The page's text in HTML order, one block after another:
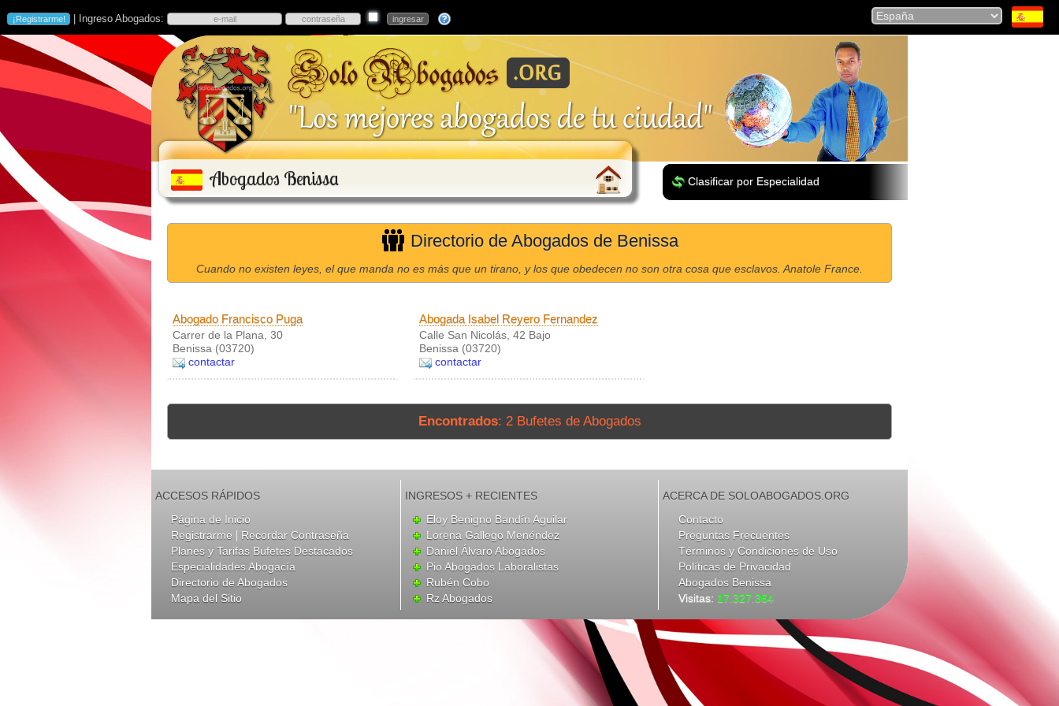
| Ingreso Abogados:
Abogados Benissa Clasificar por Especialidad
Directorio de Abogados de Benissa
Cuando no existen leyes, el que manda no es más que un tirano, y los que obedecen no son otra cosa que esclavos. Anatole France.
Abogado Francisco Puga
Carrer de la Plana, 30
Benissa (03720)
contactar
Abogada Isabel Reyero Fernandez
Calle San Nicolás, 42 Bajo
Benissa (03720)
contactar
Encontrados: 2 Bufetes de Abogados
ACCESOS RÁPIDOS
Página de Inicio
Registrarme | Recordar Contraseña
Planes y Tarifas Bufetes Destacados
Especialidades Abogacía
Directorio de Abogados
Mapa del Sitio
INGRESOS + RECIENTES
Eloy Benigno Bandín Aguilar
Lorena Gallego Menéndez
Daniel Álvaro Abogados
Pio Abogados Laboralistas
Rubén Cobo
Rz Abogados
ACERCA DE SOLOABOGADOS.ORG
Contacto
Preguntas Frecuentes
Términos y Condiciones de Uso
Políticas de Privacidad
Abogados Benissa
Visitas: 17.327.364